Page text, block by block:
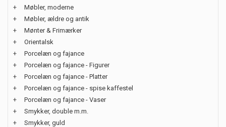
+
Møbler, moderne
+
Møbler, ældre og antik
+
Mønter & Frimærker
+
Orientalsk
+
Porcelæn og fajance
+
Porcelæn og fajance - Figurer
+
Porcelæn og fajance - Platter
+
Porcelæn og fajance - spise kaffestel
+
Porcelæn og fajance - Vaser
+
Smykker, double m.m.
+
Smykker, guld